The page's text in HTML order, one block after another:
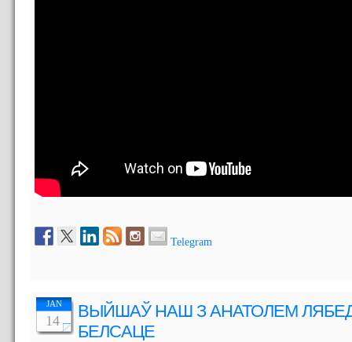
Telegram
JAN
14
ВЫЙШАЎ НАШ З АНАТОЛЕМ
БЕЛСАЦЕ